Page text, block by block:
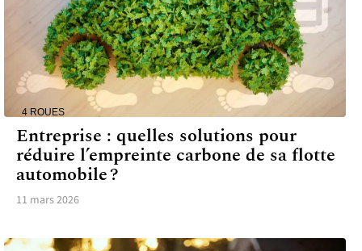
4 ROUES
Entreprise : quelles solutions pour
réduire l’empreinte carbone de sa flotte
automobile ?
11 mars 2026